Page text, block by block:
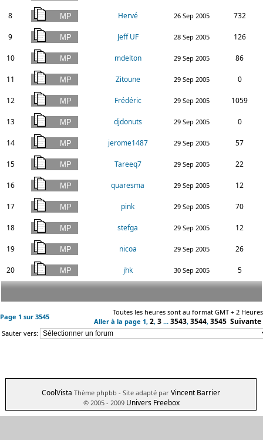
8 Hervé 26 Sep 2005 732
9 Jeff UF 28 Sep 2005 126
10 mdelton 29 Sep 2005 86
11 Zitoune 29 Sep 2005 0
12 Frédéric 29 Sep 2005 1059
13 djdonuts 29 Sep 2005 0
14 jerome1487 29 Sep 2005 57
15 Tareeq7 29 Sep 2005 22
16 quaresma 29 Sep 2005 12
17 pink 29 Sep 2005 70
18 stefga 29 Sep 2005 12
19 nicoa 29 Sep 2005 26
20 jhk 30 Sep 2005 5
Page 1 sur 3545
Toutes les heures sont au format GMT + 2 Heures
Aller à la page 1, 2, 3 ... 3543, 3544, 3545 Suivante
Sauter vers:
CoolVista Thème phpbb - Site adapté par Vincent Barrier
© 2005 - 2009 Univers Freebox